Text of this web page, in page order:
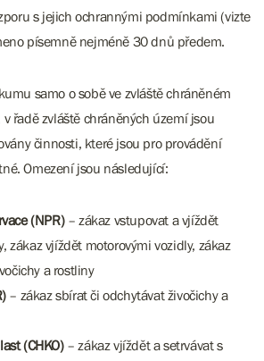
s jejich ochrannými podmínkami (vizte
písemně nejméně 30 dnů předem.
samo o sobě ve zvláště chráněném
řadě zvláště chráněných území jsou
činnosti, které jsou pro provádění
Omezení jsou následující:
(NPR) – zákaz vstupovat a vjíždět
zákaz vjíždět motorovými vozidly, zákaz
a rostliny
– zákaz sbírat či odchytávat živočichy a
(CHKO)– zákaz vjíždět a setrvávat s